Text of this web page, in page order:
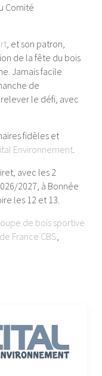
Comité
, et son patron,
de la fête du bois
Jamais facile
de
le défi, avec
fidèles et
Environnement
avec les 2
2027, à Bonnée
les 12 et 13.
de bois sportive
France CBS